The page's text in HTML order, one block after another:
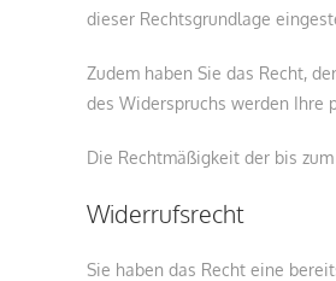
dieser Rechtsgrundlage
Zudem haben Sie das Recht,
des Widerspruchs werden Ihre
Die Rechtmäßigkeit der bis
Widerrufsrecht
Sie haben das Recht eine